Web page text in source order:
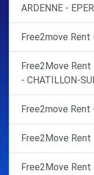
ARDENNE -
Free2move Rent
Free2Move Rent
- CHATILLON-
Free2move Rent
Free2Move Rent
Free2Move Rent